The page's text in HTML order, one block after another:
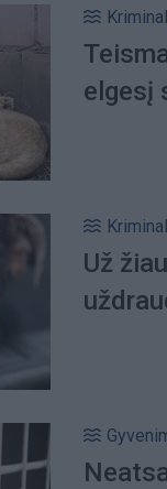
elgesį
Už